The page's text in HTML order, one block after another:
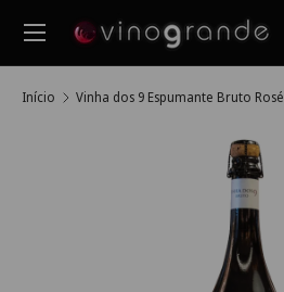
Ir para o conteúdo
Pesquisar
Menu
Início Vinha dos 9 Espumante Bruto Rosé